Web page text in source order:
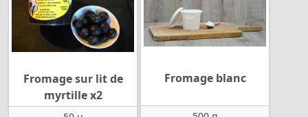
Fromage sur lit de
myrtille x2
Fromage blanc